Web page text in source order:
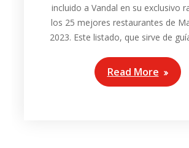
incluido a Vandal en su exclusivo
los 25 mejores restaurantes de
2023. Este listado, que sirve de
Read More